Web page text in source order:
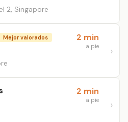
2, Singapore
Mejor valorados 2 min
a pie
2 min
a pie